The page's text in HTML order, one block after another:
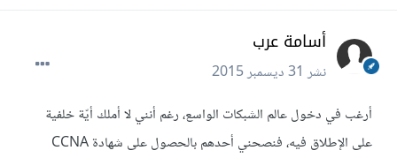
أسامة عرب
نشر31 ديسمبر 2015
أرغب في دخول عالم الشبكات الواسع، رغم أنني لا أملك أيّة خلفية
على الإطلاق فيه، فنصحني أحدهم بالحصول على شهادة CCNA